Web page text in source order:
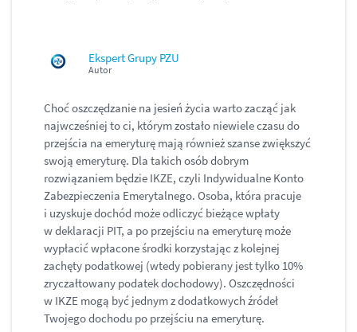
Ekspert Grupy PZU
Autor
Choć oszczędzanie na jesień życia warto zacząć jak
najwcześniej to ci, którym zostało niewiele czasu do
przejścia na emeryturę mają również szanse zwiększyć
swoją emeryturę. Dla takich osób dobrym
rozwiązaniem będzie IKZE, czyli Indywidualne Konto
Zabezpieczenia Emerytalnego. Osoba, która pracuje
i uzyskuje dochód może odliczyć bieżące wpłaty
w deklaracji PIT, a po przejściu na emeryturę może
wypłacić wpłacone środki korzystając z kolejnej
zachęty podatkowej (wtedy pobierany jest tylko 10%
zryczałtowany podatek dochodowy). Oszczędności
w IKZE mogą być jednym z dodatkowych źródeł
Twojego dochodu po przejściu na emeryturę.